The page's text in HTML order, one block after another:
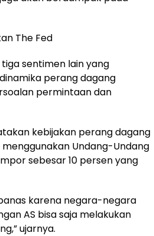
The Fed
sentimen lain yang
perang dagang
permintaan dan
kebijakan perang dagang
Undang-Undang
sebesar 10 persen yang
karena negara-negara
AS bisa saja melakukan
ujarnya.